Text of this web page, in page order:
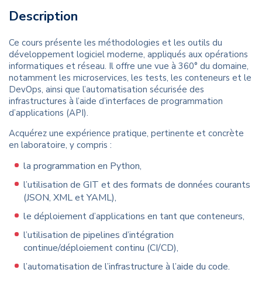
Description
Ce cours présente les méthodologies et les outils du
développement logiciel moderne, appliqués aux opérations
informatiques et réseau. Il offre une vue à 360° du domaine,
notamment les microservices, les tests, les conteneurs et le
DevOps, ainsi que l’automatisation sécurisée des
infrastructures à l’aide d’interfaces de programmation
d’applications (API).
Acquérez une expérience pratique, pertinente et concrète
en laboratoire, y compris :
la programmation en Python,
l’utilisation de GIT et des formats de données courants
(JSON, XML et YAML),
le déploiement d’applications en tant que conteneurs,
l’utilisation de pipelines d’intégration
continue/déploiement continu (CI/CD),
l’automatisation de l’infrastructure à l’aide du code.